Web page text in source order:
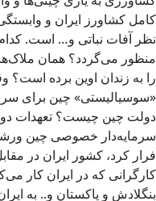
کامل کشاورز ایران و
نظر آفات نباتی و… است.
منظور می‌گردد؟ همان
را به زندان اوین برده
«سوسیالیستی» چین برای
دولت چین چیست؟ تعهدات
سرمایه‌دار خصوصی چین
فرار کرد، کشور ایران در
کارگرانی که در ایران کار
بنگلادش و پاکستان و.. به